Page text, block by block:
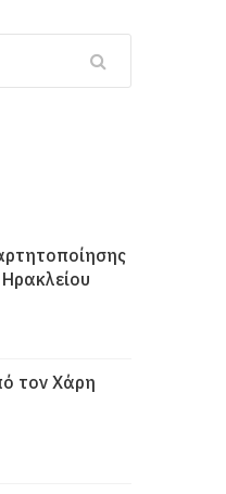
τον Χάρη